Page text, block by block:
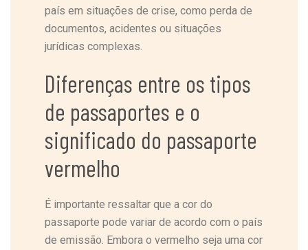
país em situações de crise, como perda de
documentos, acidentes ou situações
jurídicas complexas.
Diferenças entre os tipos
de passaportes e o
significado do passaporte
vermelho
É importante ressaltar que a cor do
passaporte pode variar de acordo com o país
de emissão. Embora o vermelho seja uma cor